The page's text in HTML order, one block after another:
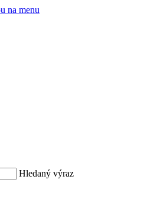
na menu
Hledaný výraz